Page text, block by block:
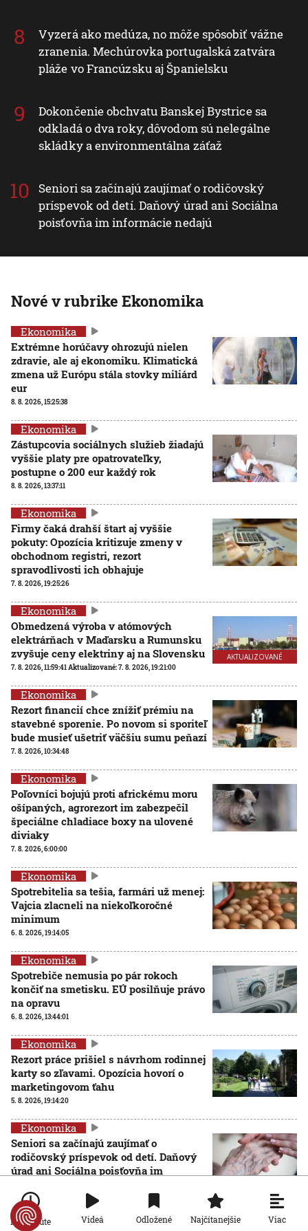
Vyzerá ako medúza, no môže spôsobiť vážne
zranenia. Mechúrovka portugalská zatvára
pláže vo Francúzsku aj Španielsku
Dokončenie obchvatu Banskej Bystrice sa
odkladá o dva roky, dôvodom sú nelegálne
skládky a environmentálna záťaž
Seniori sa začínajú zaujímať o rodičovský
príspevok od detí. Daňový úrad ani Sociálna
poisťovňa im informácie nedajú
Nové v rubrike Ekonomika
Ekonomika
Extrémne horúčavy ohrozujú nielen
zdravie, ale aj ekonomiku. Klimatická
zmena už Európu stála stovky miliárd
eur
8. 8. 2026, 15:25:38
Ekonomika
Zástupcovia sociálnych služieb žiadajú
vyššie platy pre opatrovateľky,
postupne o 200 eur každý rok
8. 8. 2026, 13:37:11
Ekonomika
Firmy čaká drahší štart aj vyššie
pokuty: Opozícia kritizuje zmeny v
obchodnom registri, rezort
spravodlivosti ich obhajuje
7. 8. 2026, 19:25:26
AKTUALIZOVANÉ
Ekonomika
Obmedzená výroba v atómových
elektrárňach v Maďarsku a Rumunsku
zvyšuje ceny elektriny aj na Slovensku
7. 8. 2026, 11:59:41Aktualizované:7. 8. 2026, 19:21:00
Ekonomika
Rezort financií chce znížiť prémiu na
stavebné sporenie. Po novom si sporiteľ
bude musieť ušetriť väčšiu sumu peňazí
7. 8. 2026, 10:34:48
Ekonomika
Poľovníci bojujú proti africkému moru
ošípaných, agrorezort im zabezpečil
špeciálne chladiace boxy na ulovené
diviaky
7. 8. 2026, 6:00:00
Ekonomika
Spotrebitelia sa tešia, farmári už menej:
Vajcia zlacneli na niekoľkoročné
minimum
6. 8. 2026, 19:14:05
Ekonomika
Spotrebiče nemusia po pár rokoch
končiť na smetisku. EÚ posilňuje právo
na opravu
6. 8. 2026, 13:44:01
Ekonomika
Rezort práce prišiel s návrhom rodinnej
karty so zľavami. Opozícia hovorí o
marketingovom ťahu
5. 8. 2026, 19:14:20
Ekonomika
Seniori sa začínajú zaujímať o
rodičovský príspevok od detí. Daňový
úrad ani Sociálna poisťovňa im
5. 8. 2026, 19:08:24
Po minúte Videá Odložené Najčítanejšie Viac